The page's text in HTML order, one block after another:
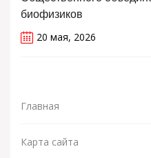
биофизиков
20 мая, 2026
Главная
Карта сайта